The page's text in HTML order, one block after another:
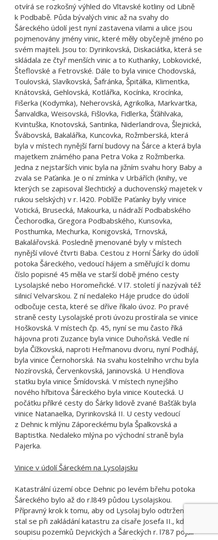
otvírá se rozkošný výhled do Vltavské kotliny od Libně
k Podbabě. Půda bývalých vinic až na svahy do
Šáreckého údolí jest nyní zastavena vilami a ulice jsou
pojmenovány jmény vinic, které měly obyčejně jméno po
svém majiteli. Jsou to: Dyrinkovská, Diskaciátka, která se
skládala ze čtyř menších vinic a to Kuthanky, Lobkovické,
Šteflovské a Fetrovské. Dále to byla vinice Chodovská,
Toulovská, Slavíkovská, Šafránka, Špitálka, Klimentka,
Knátovská, Gehlovská, Kotlářka, Kocínka, Krocínka,
Fišerka (Kodymka), Neherovská, Agrikolka, Markvartka,
Šanvaldka, Weisovská, Fišlovka, Fidlerka, Šťáhlvaka,
Kvintuška, Knotovská, Santinka, Niderlandrova, Šlejnická,
Švábovská, Bakalářka, Kuncovka, Rožmberská, která
byla v místech nynější farní budovy na Šárce a která byla
majetkem známého pana Petra Voka z Rožmberka.
Jedna z nejstarších vinic byla na jižním svahu hory Baby a
zvala se Paťanka. Je o ní zmínka v Urbářích (knihy, ve
kterých se zapisoval šlechtický a duchovenský majetek v
rukou selských) v r. l420. Poblíže Paťanky byly vinice
Votická, Brusecká, Makourka, u nádraží Podbabského
Čechorodka, Gregora Podbabského, Kunsovka,
Posthumka, Mechurka, Konigovská, Trnovská,
Bakalářovská. Posledně jmenované byly v místech
nynější vilové čtvrti Baba. Cestou z Horní Šárky do údolí
potoka Šáreckého, vedoucí hájem a směřující k domu
číslo popisné 45 měla ve starší době jméno cesty
Lysolajské nebo Horomeřické. V l7. století jí nazývali též
silnicí Velvarskou. Z ní nedaleko Háje prudce do údolí
odbočuje cesta, které se dříve říkalo úvoz. Po pravé
straně cesty Lysolajské proti úvozu prostírala se vinice
Hoškovská. V místech čp. 45, nyní se mu často říká
hájovna proti Zuzance byla vinice Duhoňská. Vedle ní
byla Čížkovská, naproti Heřmanovu dvoru, nyní Podhájí,
byla vinice Černohorská. Na svahu kostelního vrchu byla
Nozírovská, Červenkovská, Janinovská. U Hendlova
statku byla vinice Šmídovská. V místech nynejšího
nového hřbitova Šáreckého byla vinice Koutecká. U
počátku příkré cesty do Šárky lidově zvané Bašťák byla
vinice Natanaelka, Dyrinkovská II. U cesty vedoucí
z Dehnic k mlýnu Záporeckému byla Špalkovská a
Baptistka. Nedaleko mlýna po východní straně byla
Pajerka.
Vinice v údolí Šáreckém na Lysolajsku
Katastrální území obce Dehnic po levém břehu potoka
Šáreckého bylo až do r.l849 půdou Lysolajskou.
Přípravný krok k tomu, aby od Lysolaj bylo odtrženo,
stal se při zakládání katastru za císaře Josefa II., kdy do
soupisu pozemků Dejvických a Šáreckých r. l787 pojali